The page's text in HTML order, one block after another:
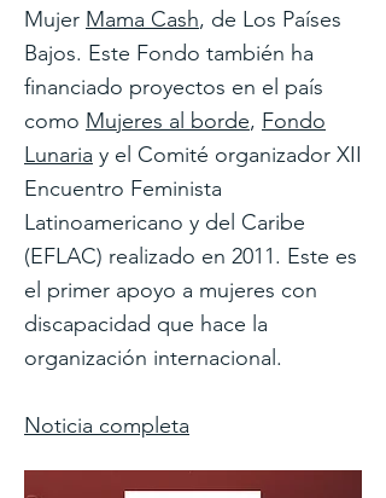
Mujer Mama Cash, de Los Países
Bajos. Este Fondo también ha
financiado proyectos en el país
como Mujeres al borde, Fondo
Lunaria y el Comité organizador XII
Encuentro Feminista
Latinoamericano y del Caribe
(EFLAC) realizado en 2011. Este es
el primer apoyo a mujeres con
discapacidad que hace la
organización internacional.
Noticia completa